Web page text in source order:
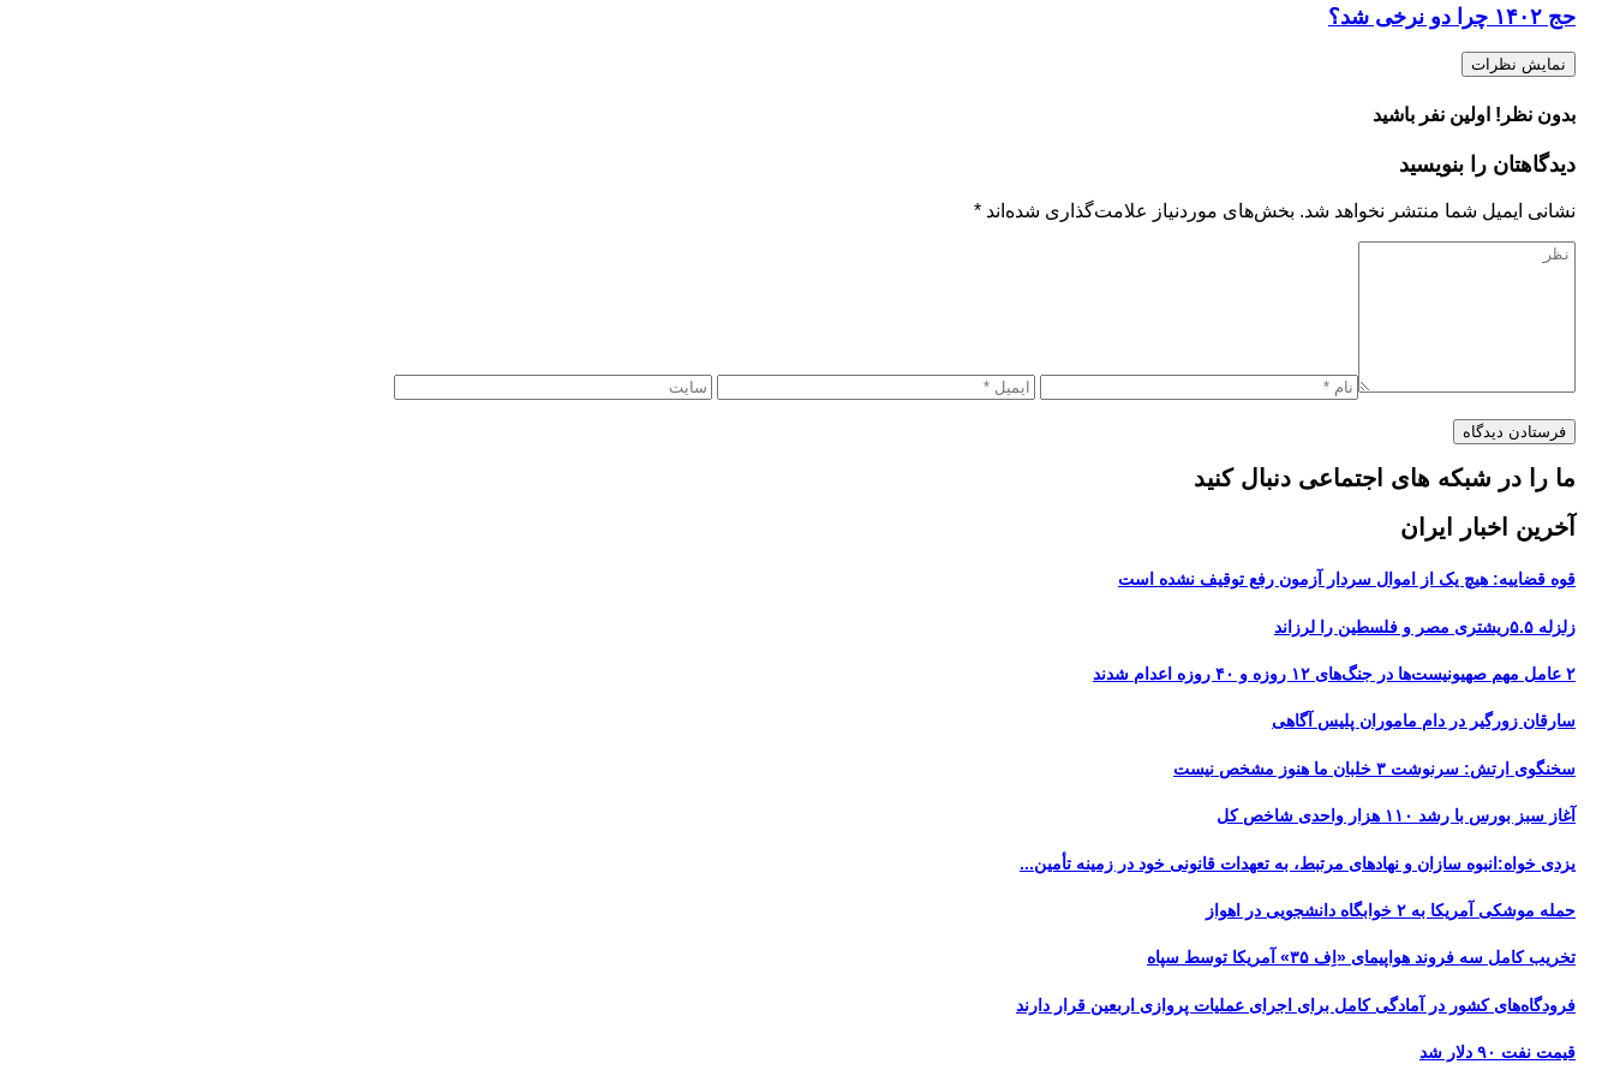
حج ۱۴۰۲ چرا دو نرخی شد؟
نمایش نظرات
بدون نظر! اولین نفر باشید
دیدگاهتان را بنویسید
نشانی ایمیل شما منتشر نخواهد شد. بخش‌های موردنیاز علامت‌گذاری شده‌اند *
ما را در شبکه های اجتماعی دنبال کنید
آخرین اخبار ایران
قوه قضاییه: هیچ یک از اموال سردار آزمون رفع توقیف نشده است
زلزله ۵.۵ریشتری مصر و فلسطین را لرزاند
۲ عامل مهم صهیونیست‌ها در جنگ‌های ۱۲ روزه و ۴۰ روزه اعدام شدند
سارقان زورگیر در دام ماموران پلیس آگاهی
سخنگوی ارتش: سرنوشت ۳ خلبان ما هنوز مشخص نیست
آغاز سبز بورس با رشد ۱۱۰ هزار واحدی شاخص کل
یزدی خواه:انبوه سازان و نهادهای مرتبط، به تعهدات قانونی خود در زمینه تأمین...
حمله موشکی آمریکا به ۲ خوابگاه دانشجویی در اهواز
تخریب کامل سه فروند هواپیمای «اِف ۳۵» آمریکا توسط سپاه
فرودگاه‌های کشور در آمادگی کامل برای اجرای عملیات پروازی اربعین قرار دارند
قیمت نفت ۹۰ دلار شد